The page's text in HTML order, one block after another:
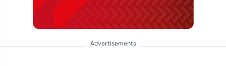
Advertisements